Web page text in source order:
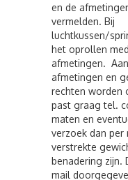
en de
vermelden. Bij
luchtkussen/
het oprollen
afmetingen.
afmetingen en
rechten worden
past graag tel.
maten en
verzoek dan per
verstrekte
benadering zijn.
mail